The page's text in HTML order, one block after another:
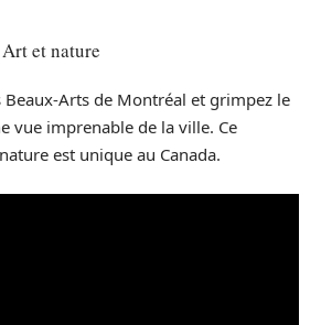
et nature
Beaux-Arts de Montréal et grimpez le
vue imprenable de la ville. Ce
est unique au Canada.